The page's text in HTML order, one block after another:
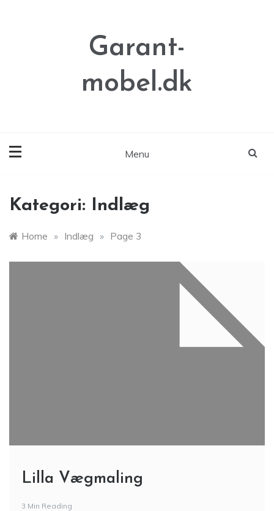
Garant-
mobel.dk
Menu
Kategori: Indlæg
Home » Indlæg » Page 3
Lilla Vægmaling
3 Min Reading